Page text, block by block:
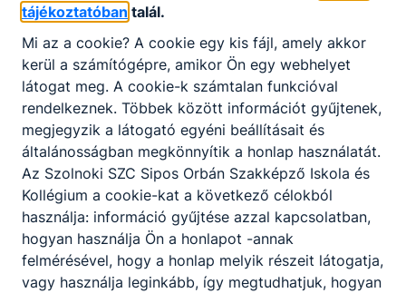
tájékoztatóban talál.
Mi az a cookie? A cookie egy kis fájl, amely akkor
kerül a számítógépre, amikor Ön egy webhelyet
látogat meg. A cookie-k számtalan funkcióval
rendelkeznek. Többek között információt gyűjtenek,
megjegyzik a látogató egyéni beállításait és
általánosságban megkönnyítik a honlap használatát.
Az Szolnoki SZC Sipos Orbán Szakképző Iskola és
Kollégium a cookie-kat a következő célokból
használja: információ gyűjtése azzal kapcsolatban,
hogyan használja Ön a honlapot -annak
felmérésével, hogy a honlap melyik részeit látogatja,
vagy használja leginkább, így megtudhatjuk, hogyan